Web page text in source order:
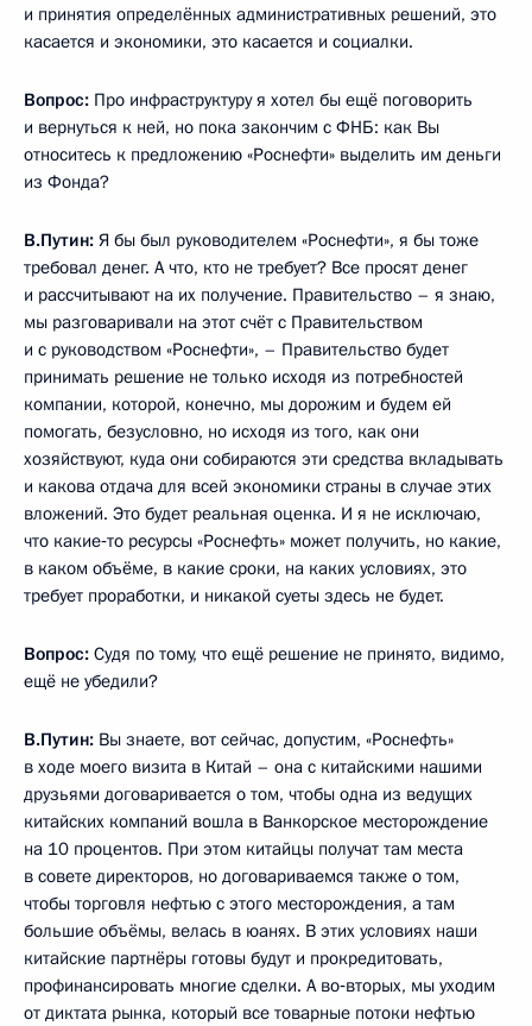
и принятия определённых административных решений, это
касается и экономики, это касается и социалки.
Вопрос: Про инфраструктуру я хотел бы ещё поговорить
и вернуться к ней, но пока закончим с ФНБ: как Вы
относитесь к предложению «Роснефти» выделить им деньги
из Фонда?
В.Путин: Я бы был руководителем «Роснефти», я бы тоже
требовал денег. А что, кто не требует? Все просят денег
и рассчитывают на их получение. Правительство – я знаю,
мы разговаривали на этот счёт с Правительством
и с руководством «Роснефти», – Правительство будет
принимать решение не только исходя из потребностей
компании, которой, конечно, мы дорожим и будем ей
помогать, безусловно, но исходя из того, как они
хозяйствуют, куда они собираются эти средства вкладывать
и какова отдача для всей экономики страны в случае этих
вложений. Это будет реальная оценка. И я не исключаю,
что какие‑то ресурсы «Роснефть» может получить, но какие,
в каком объёме, в какие сроки, на каких условиях, это
требует проработки, и никакой суеты здесь не будет.
Вопрос: Судя по тому, что ещё решение не принято, видимо,
ещё не убедили?
В.Путин: Вы знаете, вот сейчас, допустим, «Роснефть»
в ходе моего визита в Китай – она с китайскими нашими
друзьями договаривается о том, чтобы одна из ведущих
китайских компаний вошла в Ванкорское месторождение
на 10 процентов. При этом китайцы получат там места
в совете директоров, но договариваемся также о том,
чтобы торговля нефтью с этого месторождения, а там
большие объёмы, велась в юанях. В этих условиях наши
китайские партнёры готовы будут и прокредитовать,
профинансировать многие сделки. А во‑вторых, мы уходим
от диктата рынка, который все товарные потоки нефтью